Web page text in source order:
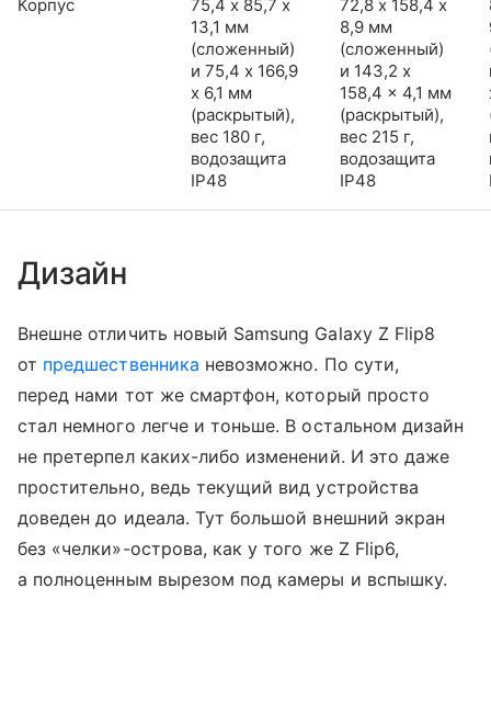
Корпус
75,4 х 85,7 х
13,1 мм
(сложенный)
и 75,4 x 166,9
x 6,1 мм
(раскрытый),
вес 180 г,
водозащита
IP48
72,8 х 158,4 х
8,9 мм
(сложенный)
и 143,2 x
158,4 x 4,1 мм
(раскрытый),
вес 215 г,
водозащита
IP48
Дизайн
Внешне отличить новый Samsung Galaxy Z Flip8
от предшественника невозможно. По сути,
перед нами тот же смартфон, который просто
стал немного легче и тоньше. В остальном дизайн
не претерпел каких-либо изменений. И это даже
простительно, ведь текущий вид устройства
доведен до идеала. Тут большой внешний экран
без «челки»-острова, как у того же Z Flip6,
а полноценным вырезом под камеры и вспышку.